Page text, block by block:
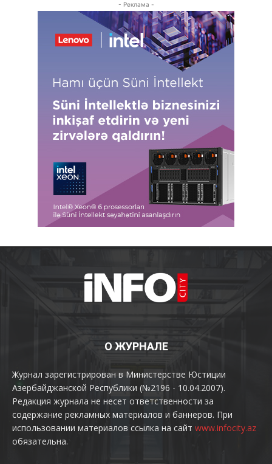
- Реклама -
О ЖУРНАЛЕ
Журнал зарегистрирован в Министерстве Юстиции
Азербайджанской Республики (№2196 - 10.04.2007).
Редакция журнала не несет ответственности за
содержание рекламных материалов и баннеров. При
использовании материалов ссылка на сайт www.infocity.az
обязательна.